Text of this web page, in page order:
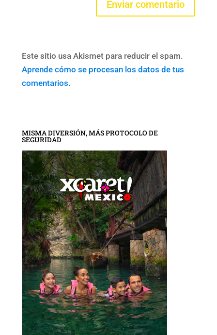
Este sitio usa Akismet para reducir el spam.
Aprende cómo se procesan los datos de tus
comentarios.
MISMA DIVERSIÓN, MÁS PROTOCOLO DE
SEGURIDAD